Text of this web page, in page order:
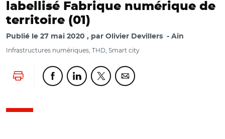
labellisé Fabrique numérique de
territoire (01)
Publié le 27 mai 2020 par Olivier Devillers Ain
Infrastructures numériques, THD, Smart city
Lancer l'impressionPartager cette page sur Facebook
Partager cette page sur Linkedin
Partager cette page sur Twitter
Partager cette page sur